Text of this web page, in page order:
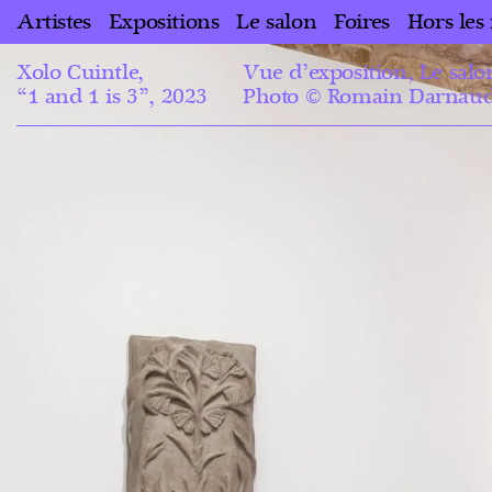
Artistes Expositions Le salon Foires Hors
Xolo Cuintle,
“1 and 1 is 3”, 2023
Vue d’exposition, Le
Photo © Romain